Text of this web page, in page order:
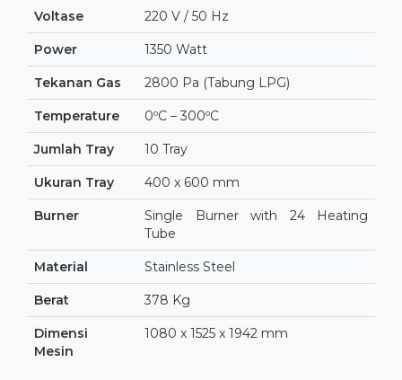
Voltase 220 V / 50 Hz
Power 1350 Watt
Tekanan Gas 2800 Pa (Tabung LPG)
Temperature 0ºC – 300ºC
Jumlah Tray 10 Tray
Ukuran Tray 400 x 600 mm
Burner
Single Burner with 24 Heating
Tube
Material Stainless Steel
Berat 378 Kg
Dimensi
Mesin
1080 x 1525 x 1942 mm